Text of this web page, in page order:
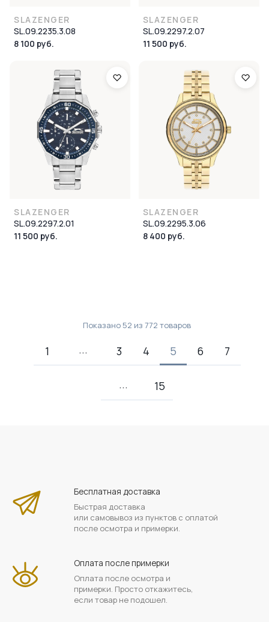
SLAZENGER
SL.09.2235.3.08
8 100 руб.
SLAZENGER
SL.09.2297.2.07
11 500 руб.
SLAZENGER
SL.09.2297.2.01
11 500 руб.
SLAZENGER
SL.09.2295.3.06
8 400 руб.
Показано 52 из772 товаров
1 3 4 5 6 7
15
Бесплатная доставка
Быстрая доставка
или самовывоз из пунктов с оплатой
после осмотра и примерки.
Оплата после примерки
Оплата после осмотра и
примерки. Просто откажитесь,
если товар не подошел.